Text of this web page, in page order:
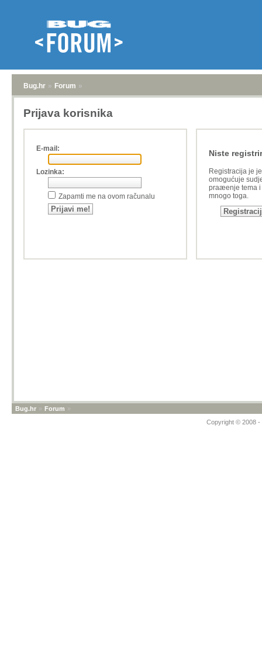
Bug.hr » Forum »
Prijava korisnika
E-mail:
Lozinka:
Zapamti me na ovom računalu
Niste
Registracija je
omogućuje
praæenje tema i
mnogo toga.
Bug.hr » Forum »
Copyright © 2008 -